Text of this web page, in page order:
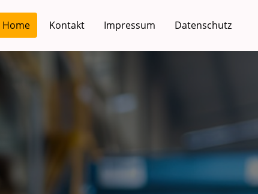
Home Kontakt Impressum Datenschutz